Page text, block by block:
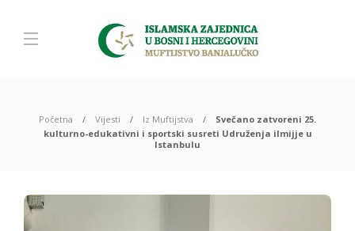
Početna Vijesti Iz Muftijstva
Svečano zatvoreni 25.
kulturno-edukativni i sportski susreti Udruženja ilmijje u
Istanbulu